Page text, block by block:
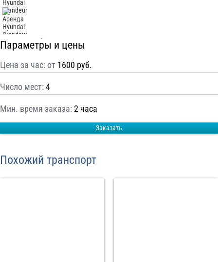
Параметры и цены
Цена за час: от 1600 руб.
Число мест: 4
Мин. время заказа: 2 часа
Заказать
Похожий транспорт